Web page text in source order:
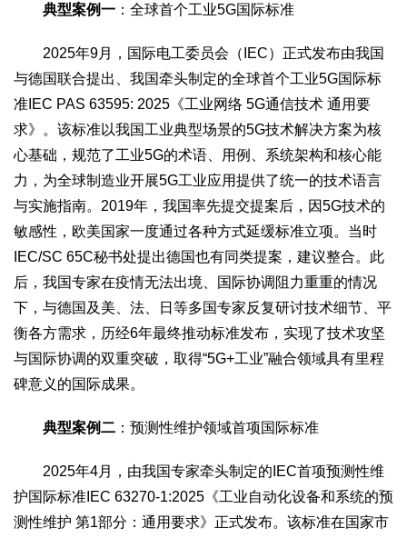
智慧城市
全景中国 智慧旅游 智慧教育 智慧医疗
智慧交通
智慧环保
智慧会客厅 县域经济 城乡建设 乡村振兴
康养
工作动态 康养思语 明星老人 项目介绍
县域经济
合作伙伴
典型案例一 ：全球首个工业5G国际标准
2025年9月，国际电工委员会（IEC）正式发布由我国
与德国联合提出、我国牵头制定的全球首个工业5G国际标
准IEC PAS 63595: 2025《工业网络 5G通信技术 通用要
求》。该标准以我国工业典型场景的5G技术解决方案为核
心基础，规范了工业5G的术语、用例、系统架构和核心能
力，为全球制造业开展5G工业应用提供了统一的技术语言
与实施指南。2019年，我国率先提交提案后，因5G技术的
敏感性，欧美国家一度通过各种方式延缓标准立项。当时
IEC/SC 65C秘书处提出德国也有同类提案，建议整合。此
后，我国专家在疫情无法出境、国际协调阻力重重的情况
下，与德国及美、法、日等多国专家反复研讨技术细节、平
衡各方需求，历经6年最终推动标准发布，实现了技术攻坚
与国际协调的双重突破，取得“5G+工业”融合领域具有里程
碑意义的国际成果。
典型案例二 ：预测性维护领域首项国际标准
2025年4月，由我国专家牵头制定的IEC首项预测性维
护国际标准IEC 63270-1:2025《工业自动化设备和系统的预
测性维护 第1部分：通用要求》正式发布。该标准在国家市